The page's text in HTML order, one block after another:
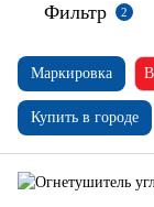
Фильтр 2
Маркировка
Купить в городе